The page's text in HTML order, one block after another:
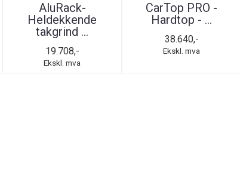
AluRack-
Heldekkende
takgrind ...
19.708,-
Ekskl. mva
CarTop PRO -
Hardtop - ...
38.640,-
Ekskl. mva